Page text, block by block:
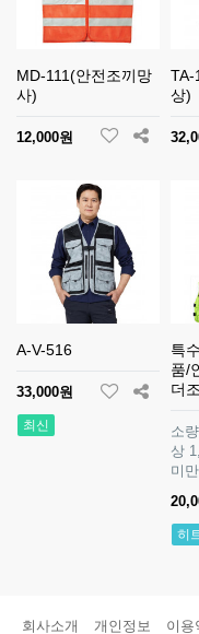
MD-111(안전조끼망
사)
12,000원
TA-
상)
A-V-516
33,000원
최신
특
품/
더
소
상
미
히
회사소개 개인정보 이용